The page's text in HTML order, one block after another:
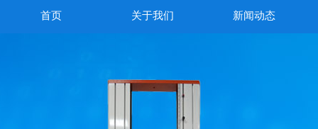
首页 关于我们 新闻动态